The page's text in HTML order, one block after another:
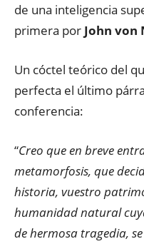
de una inteligencia
primera por John von
Un cóctel teórico del
perfecta el último
conferencia:
“Creo que en breve
metamorfosis, que
historia, vuestro
humanidad natural
de hermosa tragedia,